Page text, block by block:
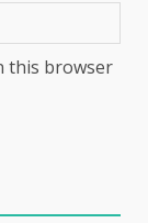
this browser